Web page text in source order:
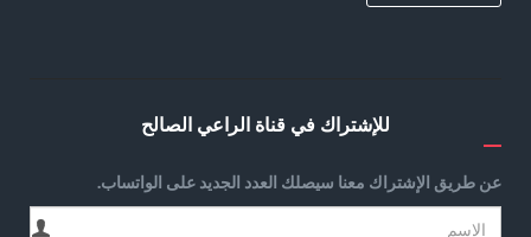
للإشتراك في قناة الراعي الصالح
عن طريق الإشتراك معنا سيصلك العدد الجديد على الواتساب.